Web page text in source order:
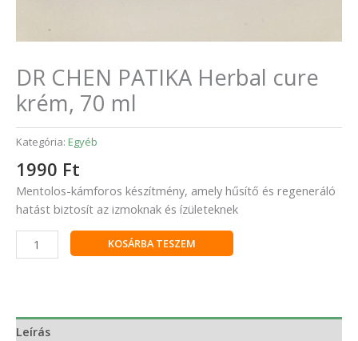
DR CHEN PATIKA Herbal cure
krém, 70 ml
Kategória: Egyéb
1990 Ft
Mentolos-kámforos készítmény, amely hűsítő és regeneráló
hatást biztosít az izmoknak és ízületeknek
KOSÁRBA TESZEM
Leírás